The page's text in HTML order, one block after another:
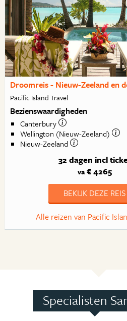
Droomreis - Nieuw-Zeeland en
Pacific Island Travel
Bezienswaardigheden
Canterbury
Wellington (Nieuw-Zeeland)
Nieuw-Zeeland
32 dagen incl
va€ 4265
BEKIJK DEZE REIS
Alle reizen van Pacific
Specialisten